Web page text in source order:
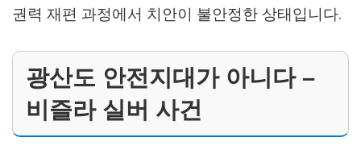
권력 재편 과정에서 치안이 불안정한 상태입니다.
광산도 안전지대가 아니다 –
비즐라 실버 사건